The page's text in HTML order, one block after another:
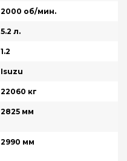
2000 об/мин.
5.2 л.
1.2
Isuzu
22060 кг
2825 мм
2990 мм